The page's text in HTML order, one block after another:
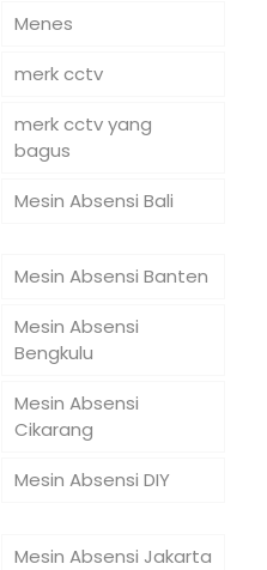
Menes
merk cctv
merk cctv yang
bagus
Mesin Absensi Bali
Mesin Absensi Banten
Mesin Absensi
Bengkulu
Mesin Absensi
Cikarang
Mesin Absensi DIY
Mesin Absensi Jakarta